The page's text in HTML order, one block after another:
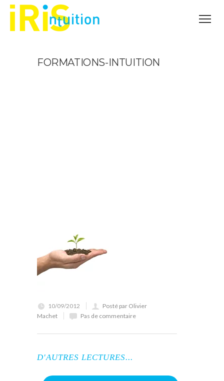
FORMATIONS-INTUITION
10/09/2012
Posté par Olivier
Machet
Pas de commentaire
D'AUTRES LECTURES...